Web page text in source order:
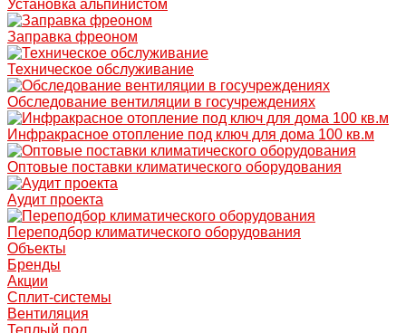
Установка альпинистом
Заправка фреоном
Техническое обслуживание
Обследование вентиляции в госучреждениях
Инфракрасное отопление под ключ для дома 100 кв.м
Оптовые поставки климатического оборудования
Аудит проекта
Переподбор климатического оборудования
Объекты
Бренды
Акции
Сплит-системы
Вентиляция
Теплый пол